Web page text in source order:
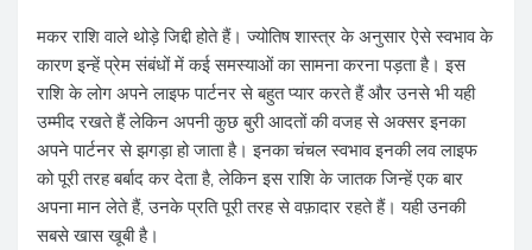
मकर राशि वाले थोड़े जिद्दी होते हैं। ज्योतिष शास्त्र के अनुसार ऐसे स्वभाव के
कारण इन्हें प्रेम संबंधों में कई समस्याओं का सामना करना पड़ता है। इस
राशि के लोग अपने लाइफ पार्टनर से बहुत प्यार करते हैं और उनसे भी यही
उम्मीद रखते हैं लेकिन अपनी कुछ बुरी आदतों की वजह से अक्सर इनका
अपने पार्टनर से झगड़ा हो जाता है। इनका चंचल स्वभाव इनकी लव लाइफ
को पूरी तरह बर्बाद कर देता है, लेकिन इस राशि के जातक जिन्हें एक बार
अपना मान लेते हैं, उनके प्रति पूरी तरह से वफ़ादार रहते हैं। यही उनकी
सबसे खास खूबी है।